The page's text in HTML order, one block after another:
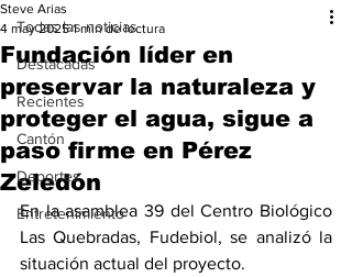
Todas las noticias
Destacadas
Recientes
Cantón
Deportes
Entretenimiento
Fundación líder en
preservar la naturaleza y
proteger el agua, sigue a
paso firme en Pérez
Zeledón
Steve Arias
4 may 2025 1 min de lectura
En la asamblea 39 del Centro Biológico
Las Quebradas, Fudebiol, se analizó la
situación actual del proyecto.